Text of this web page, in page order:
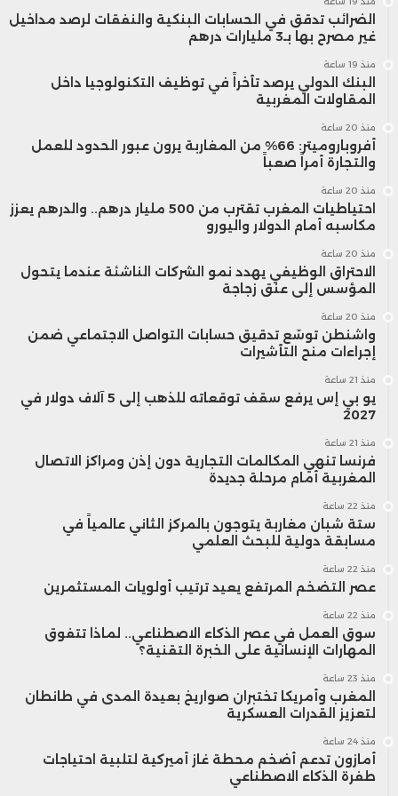
عام 2026.
الضرائب تدقق في الحسابات البنكية والنفقات لرصد مداخيل
غير مصرح بها بـ3 مليارات درهم
منذ 19 ساعة
البنك الدولي يرصد تأخراً في توظيف التكنولوجيا داخل
المقاولات المغربية
منذ 20 ساعة
أفروباروميتر: 66% من المغاربة يرون عبور الحدود للعمل
والتجارة أمراً صعباً
منذ 20 ساعة
احتياطيات المغرب تقترب من 500 مليار درهم.. والدرهم يعزز
مكاسبه أمام الدولار واليورو
منذ 20 ساعة
الاحتراق الوظيفي يهدد نمو الشركات الناشئة عندما يتحول
المؤسس إلى عنق زجاجة
منذ 20 ساعة
واشنطن توسّع تدقيق حسابات التواصل الاجتماعي ضمن
إجراءات منح التأشيرات
منذ 21 ساعة
يو بي إس يرفع سقف توقعاته للذهب إلى 5 آلاف دولار في
2027
منذ 21 ساعة
فرنسا تنهي المكالمات التجارية دون إذن ومراكز الاتصال
المغربية أمام مرحلة جديدة
منذ 22 ساعة
ستة شبان مغاربة يتوجون بالمركز الثاني عالمياً في
مسابقة دولية للبحث العلمي
منذ 22 ساعة
عصر التضخم المرتفع يعيد ترتيب أولويات المستثمرين
منذ 22 ساعة
سوق العمل في عصر الذكاء الاصطناعي.. لماذا تتفوق
المهارات الإنسانية على الخبرة التقنية؟
منذ 23 ساعة
المغرب وأمريكا تختبران صواريخ بعيدة المدى في طانطان
لتعزيز القدرات العسكرية
منذ 24 ساعة
أمازون تدعم أضخم محطة غاز أميركية لتلبية احتياجات
طفرة الذكاء الاصطناعي